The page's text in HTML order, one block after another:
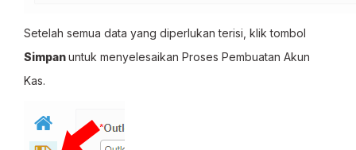
Setelah semua data yang diperlukan terisi, klik tombol
Simpanuntuk menyelesaikan Proses Pembuatan Akun
Kas.